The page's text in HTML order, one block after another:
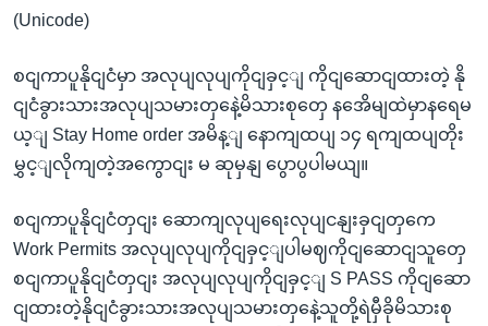
(Unicode)
စငျကာပူနိုငျငံမှာ အလုပျလုပျကိုငျခှင့ျ ကိုငျဆောငျထားတဲ့ နို
ငျငံခွားသားအလုပျသမားတှနေဲ့မိသားစုတှေ နအေိမျထဲမှာနရေမ
ယ့ျ Stay Home order အမိန့ျ နောကျထပျ ၁၄ ရကျထပျတိုး
မွှင့ျလိုကျတဲ့အကွောငျး မ ဆုမှနျ ပွောပွပါမယျ။
စငျကာပူနိုငျငံတှငျး ဆောကျလုပျရေးလုပျငနျးခှငျတှကေ
Work Permits အလုပျလုပျကိုငျခှင့ျပါမဈကိုငျဆောငျသူတှေ
စငျကာပူနိုငျငံတှငျး အလုပျလုပျကိုငျခှင့ျ S PASS ကိုငျဆော
ငျထားတဲ့နိုငျငံခွားသားအလုပျသမားတှနေဲ့သူတို့ရဲမှီခိုမိသားစု